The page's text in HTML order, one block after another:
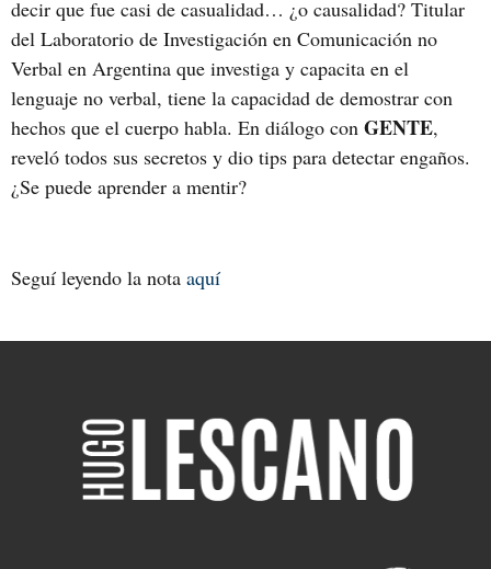
decir que fue casi de casualidad… ¿o causalidad? Titular
del Laboratorio de Investigación en Comunicación no
Verbal en Argentina que investiga y capacita en el
lenguaje no verbal, tiene la capacidad de demostrar con
hechos que el cuerpo habla. En diálogo con GENTE,
reveló todos sus secretos y dio tips para detectar engaños.
¿Se puede aprender a mentir?
Seguí leyendo la nota aquí